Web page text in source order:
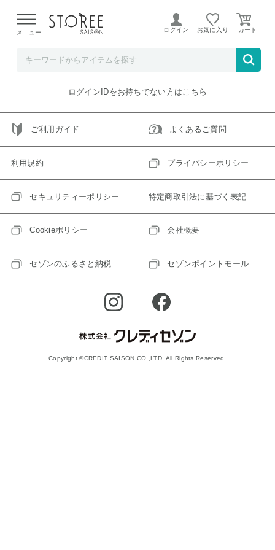
よる配送遅延が発生しております。
メニュー ログイン お気に入り
ご指定のアイテムは取り扱い終了、またはただいま取り扱い
トップへ戻る
ログインIDをお持ちでない方はこちら
ご利用ガイド よくあるご質問
利用規約 プライバシーポリシー
セキュリティーポリシー 特定商取引法に基づく表記
Cookieポリシー 会社概要
セゾンのふるさと納税 セゾンポイントモール
Copyright ©CREDIT SAISON CO.,LTD. All Rights Reserved.